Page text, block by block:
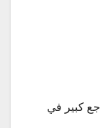
كبير في